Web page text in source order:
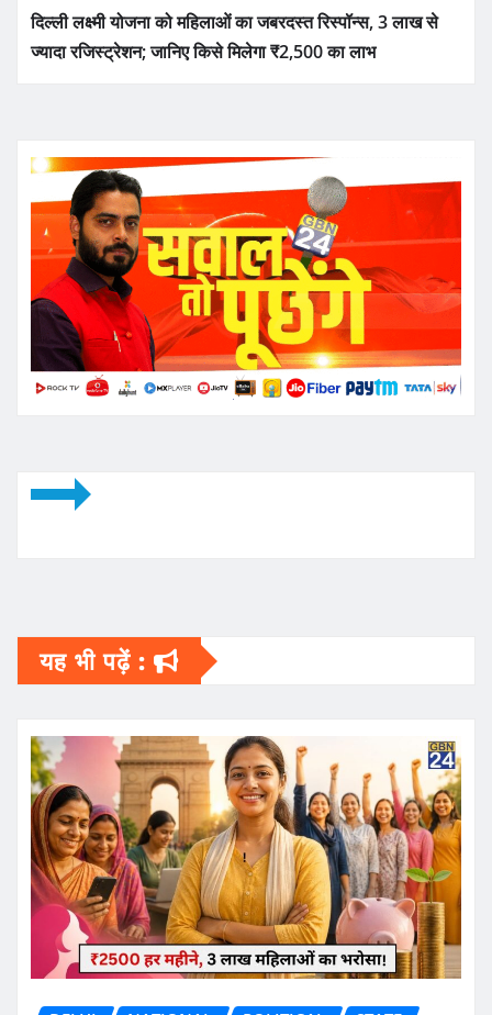
दिल्ली लक्ष्मी योजना को महिलाओं का जबरदस्त रिस्पॉन्स, 3 लाख से
ज्यादा रजिस्ट्रेशन; जानिए किसे मिलेगा ₹2,500 का लाभ
यह भी पढ़ें :